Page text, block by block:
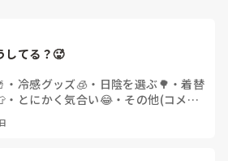
してる？🥵
・ 冷感グッズ🧊 ・ 日陰を選ぶ🌳 ・着替
・ とにかく気合い😂・ その他(コメン
ださい)